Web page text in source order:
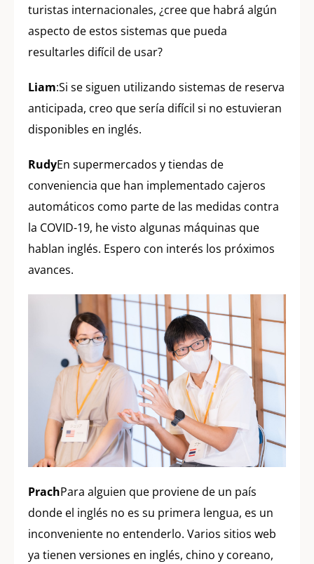
turistas internacionales, ¿cree que habrá algún
aspecto de estos sistemas que pueda
resultarles difícil de usar?
Liam:Si se siguen utilizando sistemas de reserva
anticipada, creo que sería difícil si no estuvieran
disponibles en inglés.
RudyEn supermercados y tiendas de
conveniencia que han implementado cajeros
automáticos como parte de las medidas contra
la COVID-19, he visto algunas máquinas que
hablan inglés. Espero con interés los próximos
avances.
PrachPara alguien que proviene de un país
donde el inglés no es su primera lengua, es un
inconveniente no entenderlo. Varios sitios web
ya tienen versiones en inglés, chino y coreano,